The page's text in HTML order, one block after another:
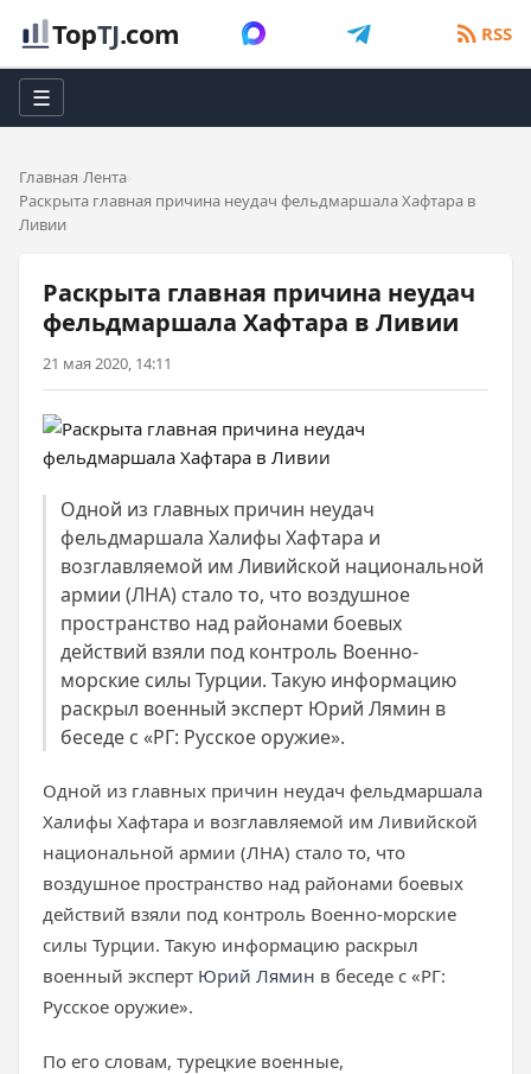
TopTJ.com RSS
☰
Главная Лента
Раскрыта главная причина неудач фельдмаршала Хафтара в
Ливии
Раскрыта главная причина неудач
фельдмаршала Хафтара в Ливии
21 мая 2020, 14:11
Одной из главных причин неудач
фельдмаршала Халифы Хафтара и
возглавляемой им Ливийской национальной
армии (ЛНА) стало то, что воздушное
пространство над районами боевых
действий взяли под контроль Военно-
морские силы Турции. Такую информацию
раскрыл военный эксперт Юрий Лямин в
беседе с «РГ: Русское оружие».
Одной из главных причин неудач фельдмаршала
Халифы Хафтара и возглавляемой им Ливийской
национальной армии (ЛНА) стало то, что
воздушное пространство над районами боевых
действий взяли под контроль Военно-морские
силы Турции. Такую информацию раскрыл
военный эксперт Юрий Лямин в беседе с «РГ:
Русское оружие».
По его словам, турецкие военные,